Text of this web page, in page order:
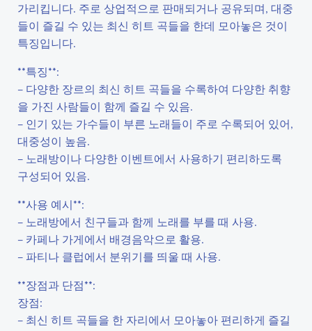
가리킵니다. 주로 상업적으로 판매되거나 공유되며, 대중
들이 즐길 수 있는 최신 히트 곡들을 한데 모아놓은 것이
특징입니다.
**특징**:
– 다양한 장르의 최신 히트 곡들을 수록하여 다양한 취향
을 가진 사람들이 함께 즐길 수 있음.
– 인기 있는 가수들이 부른 노래들이 주로 수록되어 있어,
대중성이 높음.
– 노래방이나 다양한 이벤트에서 사용하기 편리하도록
구성되어 있음.
**사용 예시**:
– 노래방에서 친구들과 함께 노래를 부를 때 사용.
– 카페나 가게에서 배경음악으로 활용.
– 파티나 클럽에서 분위기를 띄울 때 사용.
**장점과 단점**:
장점:
– 최신 히트 곡들을 한 자리에서 모아놓아 편리하게 즐길